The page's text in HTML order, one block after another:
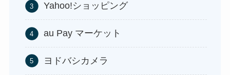
Yahoo!ショッピング
au Pay マーケット
ヨドバシカメラ